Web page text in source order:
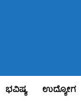
ಭವಿಷ್ಯ ಉದ್ಯೋಗ